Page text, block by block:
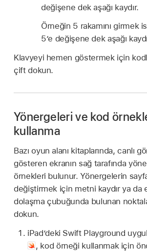
değişene dek aşağı kaydır.
Örneğin 5 rakamını girmek
5’e değişene dek aşağı
Klavyeyi hemen göstermek için
çift dokun.
Yönergeleri ve kod
kullanma
Bazı oyun alanı kitaplarında, canlı
gösteren ekranın sağ tarafında
örnekleri bulunur. Yönergelerin
değiştirmek için metni kaydır ya da
dolaşma çubuğunda bulunan
dokun.
iPad’deki Swift Playground
, kod örneği kullanmak için